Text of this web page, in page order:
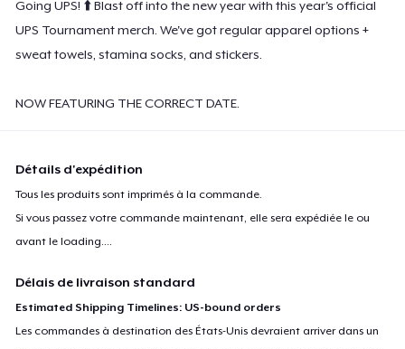
Going UPS! ⬆️ Blast off into the new year with this year's official
UPS Tournament merch. We've got regular apparel options +
sweat towels, stamina socks, and stickers.
NOW FEATURING THE CORRECT DATE.
Détails d'expédition
Tous les produits sont imprimés à la commande.
Si vous passez votre commande maintenant, elle sera expédiée le ou
avant leloading....
Délais de livraison standard
Estimated Shipping Timelines: US-bound orders
Les commandes à destination des États-Unis devraient arriver dans un